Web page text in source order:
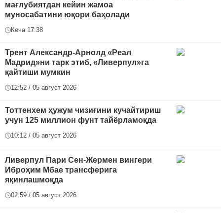
мағлубиятдан кейин жамоа
муносабатини юқори баҳолади
Кеча 17:38
Трент Александр-Арнолд «Реал
Мадрид»ни тарк этиб, «Ливерпул»га
қайтиши мумкин
12:52 / 05 август 2026
Тоттенхем ҳужум чизиғини кучайтириш
учун 125 миллион фунт тайёрламоқда
10:12 / 05 август 2026
Ливерпул Пари Сен-Жермен вингери
Иброҳим Мбае трансферига
яқинлашмоқда
02:59 / 05 август 2026